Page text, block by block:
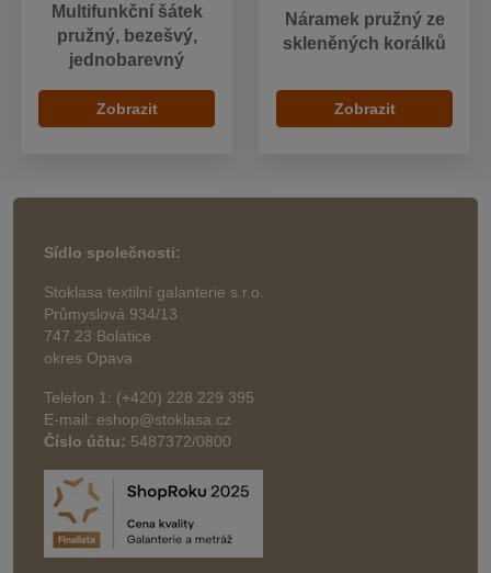
Multifunkční šátek
pružný, bezešvý,
jednobarevný
Zobrazit
Náramek pružný ze
skleněných korálků
Zobrazit
Sídlo společnosti:
Stoklasa textilní galanterie s.r.o.
Průmyslová 934/13
747 23 Bolatice
okres Opava
Telefon 1: (+420) 228 229 395
E-mail: eshop@stoklasa.cz
Číslo účtu: 5487372/0800